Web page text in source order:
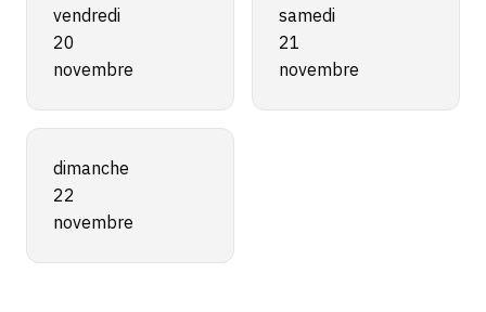
vendredi
20
novembre
samedi
21
novembre
dimanche
22
novembre